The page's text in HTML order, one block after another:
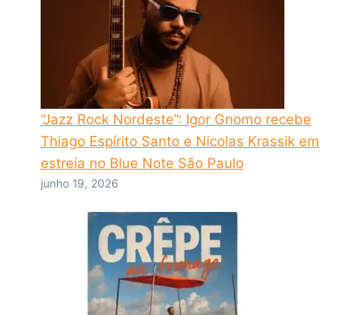
“Jazz Rock Nordeste”: Igor Gnomo recebe
Thiago Espírito Santo e Nicolas Krassik em
estreia no Blue Note São Paulo
junho 19, 2026